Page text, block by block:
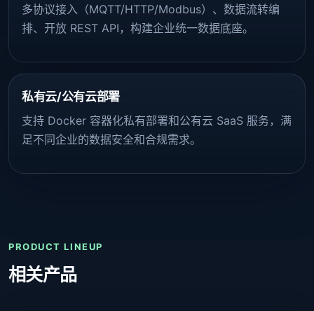
多协议接入（MQTT/HTTP/Modbus）、数据流转编
排、开放 REST API，构建企业统一数据底座。
私有云/公有云部署
支持 Docker 容器化私有部署和公有云 SaaS 服务，满
足不同企业的数据安全和合规需求。
PRODUCT LINEUP
相关产品